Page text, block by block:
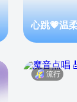
心跳💗温
流行